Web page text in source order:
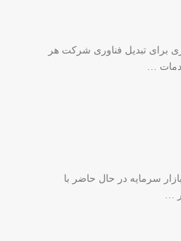
برای تبدیل فناوری شرکت هر
…
سرمایه در حال حاضر با
…